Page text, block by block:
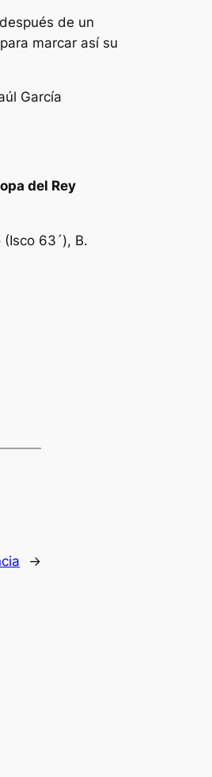
de un
marcar así su
García
del Rey
63´), B.
→